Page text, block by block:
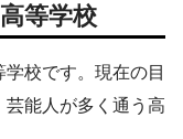
等学校
校です。現在の目
能人が多く通う高